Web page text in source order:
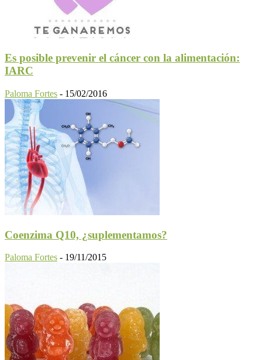
Es posible prevenir el cáncer con la alimentación:
IARC
Paloma Fortes - 15/02/2016
Coenzima Q10, ¿suplementamos?
Paloma Fortes - 19/11/2015